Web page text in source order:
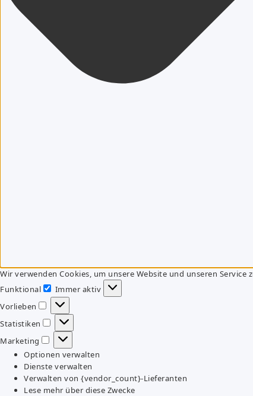
Wir verwenden Cookies, um unsere Website und unseren Service
Funktional
Funktional
Immer aktiv
Vorlieben
Vorlieben
Statistiken
Statistiken
Marketing
Marketing
Optionen verwalten
Dienste verwalten
Verwalten von {vendor_count}-Lieferanten
Lese mehr über diese Zwecke